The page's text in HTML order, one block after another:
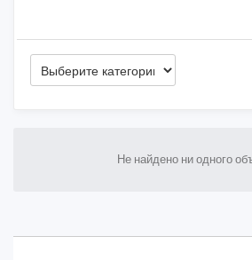
Не найдено ни одного